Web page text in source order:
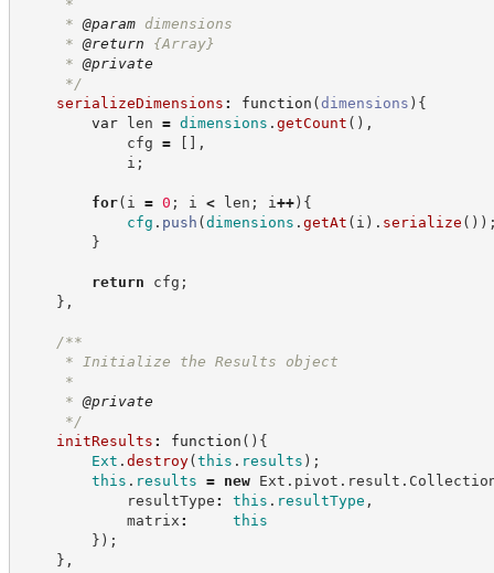
*
* @param dimensions
* @return
{Array}
* @private
*/
serializeDimensions : function (dimensions ) {
var len = dimensions . getCount ( ) ,
cfg = [ ] ,
i ;
for( i = 0 ; i < len ; i ++) {
cfg . push (dimensions . getAt ( i ) . serialize ( ) )
}
return cfg ;
} ,
/**
* Initialize the Results object
*
* @private
*/
initResults : function ( ) {
Ext . destroy(this . results ) ;
this . results = new Ext . pivot . result .
resultType : this . resultType ,
matrix :
this
} ) ;
} ,